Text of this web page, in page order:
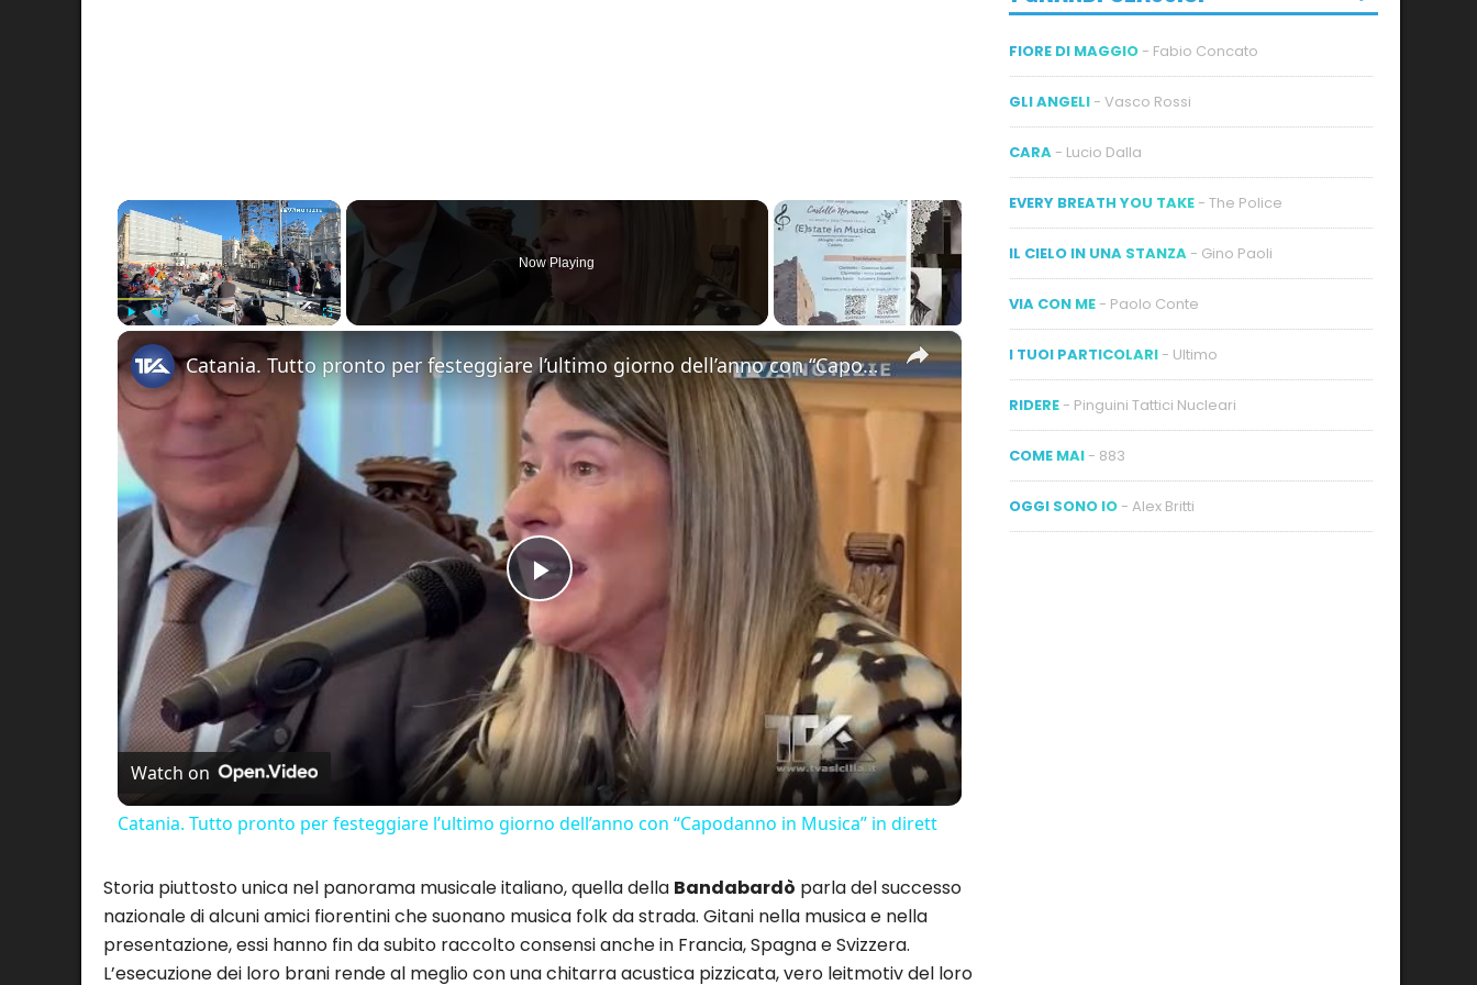
×
Now Playing
×
Play
Video
Catania. Tutto pronto per festeggiare l’ultimo giorno dell’anno con “Capodanno in Musica” in dirett
Watch on
Catania. Tutto pronto per festeggiare l’ultimo giorno dell’anno con “Capodanno in Musica” in dirett
Storia piuttosto unica nel panorama musicale italiano, quella della Bandabardò parla del successo
nazionale di alcuni amici fiorentini che suonano musica folk da strada. Gitani nella musica e nella
presentazione, essi hanno fin da subito raccolto consensi anche in Francia, Spagna e Svizzera.
L’esecuzione dei loro brani rende al meglio con una chitarra acustica pizzicata, vero leitmotiv del loro
FIORE DI MAGGIO - Fabio Concato
GLI ANGELI - Vasco Rossi
CARA - Lucio Dalla
EVERY BREATH YOU TAKE - The Police
IL CIELO IN UNA STANZA - Gino Paoli
VIA CON ME - Paolo Conte
I TUOI PARTICOLARI - Ultimo
RIDERE - Pinguini Tattici Nucleari
COME MAI - 883
OGGI SONO IO - Alex Britti